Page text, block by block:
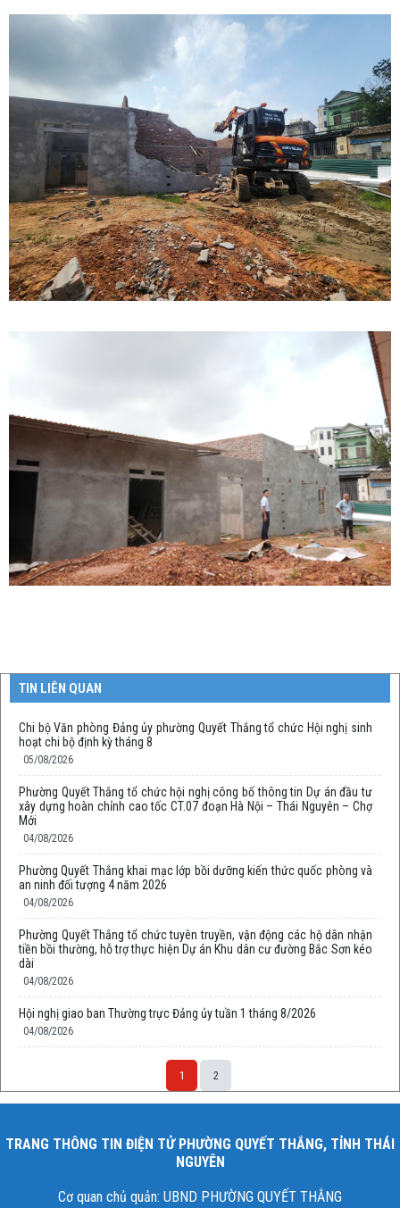
TIN LIÊN QUAN
Chi bộ Văn phòng Đảng ủy phường Quyết Thắng tổ chức Hội nghị sinh
hoạt chi bộ định kỳ tháng 8
05/08/2026
Phường Quyết Thắng tổ chức hội nghị công bố thông tin Dự án đầu tư
xây dựng hoàn chỉnh cao tốc CT.07 đoạn Hà Nội – Thái Nguyên – Chợ
Mới
04/08/2026
Phường Quyết Thắng khai mạc lớp bồi dưỡng kiến thức quốc phòng và
an ninh đối tượng 4 năm 2026
04/08/2026
Phường Quyết Thắng tổ chức tuyên truyền, vận động các hộ dân nhận
tiền bồi thường, hỗ trợ thực hiện Dự án Khu dân cư đường Bắc Sơn kéo
dài
04/08/2026
Hội nghị giao ban Thường trực Đảng ủy tuần 1 tháng 8/2026
04/08/2026
1 2
TRANG THÔNG TIN ĐIỆN TỬ PHƯỜNG QUYẾT THẮNG, TỈNH THÁI
NGUYÊN
Cơ quan chủ quản: UBND PHƯỜNG QUYẾT THẮNG